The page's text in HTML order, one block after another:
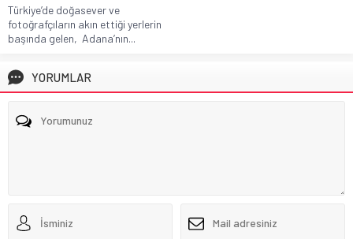
Türkiye’de doğasever ve
fotoğrafçıların akın ettiği yerlerin
başında gelen, Adana’nın...
YORUMLAR